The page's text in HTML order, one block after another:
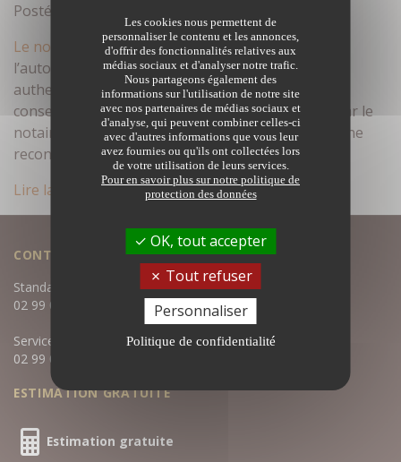
Posté le octobre 15, 2016 par Anonyme dans
Le notaire
: un professionnel du droit, investi de
l’autorité publique La sécurité juridique, l’acte
authentique Force probante, caractère exécutoire,
conservation, la réception de l’acte authentique par le
notaire lui confère une force particulière que l’on ne
reconnait qu’aux jugements…
Lire la suite
CONTACTEZ-NOUS
Standard :
02 99 05 04 80
Service négociation :
02 99 05 04 81
ESTIMATION GRATUITE
Estimation gratuite
Les cookies nous permettent de
personnaliser le contenu et les annonces,
d'offrir des fonctionnalités relatives aux
médias sociaux et d'analyser notre trafic.
Nous partageons également des
informations sur l'utilisation de notre site
avec nos partenaires de médias sociaux et
d'analyse, qui peuvent combiner celles-ci
avec d'autres informations que vous leur
avez fournies ou qu'ils ont collectées lors
de votre utilisation de leurs services.
Pour en savoir plus sur notre politique de
protection des données
OK, tout accepter
Tout refuser
Personnaliser
Politique de confidentialité